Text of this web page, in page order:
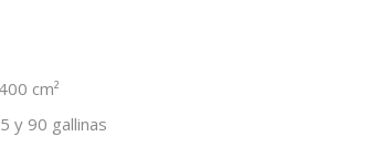
cm²
y 90 gallinas